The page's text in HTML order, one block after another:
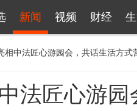
新闻 视频 财经
相中法匠心游园会，共话生活方式
法匠心游